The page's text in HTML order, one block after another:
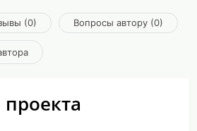
(0) Вопросы автору (0)